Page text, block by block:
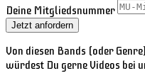
Deine Mitgliedsnummer
Jetzt anfordern
Von diesen Bands (oder Genre)
würdest Du gerne Videos bei